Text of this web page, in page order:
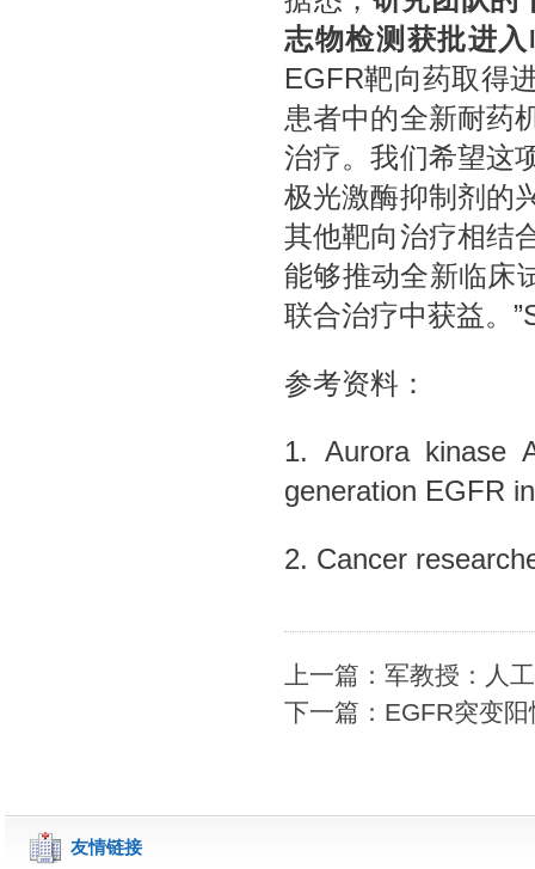
志物检测获批进
EGFR靶向药取得
患者中的全新耐药
治疗。我们希望这
极光激酶抑制剂的
其他靶向治疗相结
能够推动全新临床
联合治疗中获益。
参考资料：
1. Aurora kinase
generation EGFR
2. Cancer
上一篇：军教授：人
下一篇：EGFR突变
友情链接